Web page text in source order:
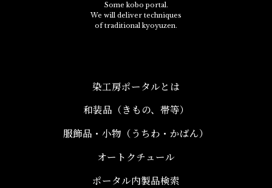
Some kobo portal.
We will deliver techniques
of traditional kyoyuzen.
染工房ポータルとは
和装品（きもの、帯等）​
服飾品・小物​（うちわ・かばん）
オートクチュール
ポータル内製品検索